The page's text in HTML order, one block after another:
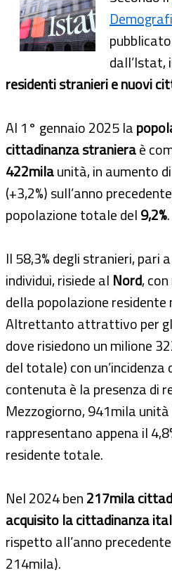
dall’Istat,
residenti stranieri e nuovi
Al 1° gennaio 2025 la
cittadinanza stranieraè
422milaunità, in aumento
(+3,2%) sull’anno
popolazione totale del9,2%.
Il 58,3% degli stranieri, pari
individui, risiede al Nord,
della popolazione residente
Altrettanto attrattivo per
dove risiedono un milione
del totale) con un’incidenza
contenuta è la presenza di
Mezzogiorno, 941mila unità
rappresentano appena il
residente totale.
Nel 2024 ben217mila
acquisito la cittadinanza
rispetto all’anno
214mila).